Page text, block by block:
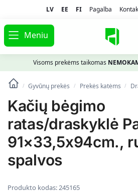
LV EE FI Pagalba
Meniu
Visoms prekėms taikomas
/ Gyvūnų prekės / Prekės katėms /
Kačių bėgimo
ratas/draskyklė
91×33,5x94cm.,
spalvos
Produkto kodas:245165